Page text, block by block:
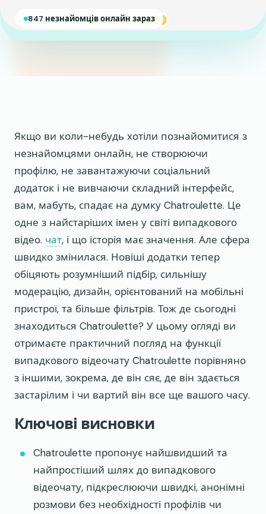
847 незнайомців онлайн зараз
Якщо ви коли-небудь хотіли познайомитися з
незнайомцями онлайн, не створюючи
профілю, не завантажуючи соціальний
додаток і не вивчаючи складний інтерфейс,
вам, мабуть, спадає на думку Chatroulette. Це
одне з найстаріших імен у світі випадкового
відео. чат, і що історія має значення. Але сфера
швидко змінилася. Новіші додатки тепер
обіцяють розумніший підбір, сильнішу
модерацію, дизайн, орієнтований на мобільні
пристрої, та більше фільтрів. Тож де сьогодні
знаходиться Chatroulette? У цьому огляді ви
отримаєте практичний погляд на функції
випадкового відеочату Chatroulette порівняно
з іншими, зокрема, де він сяє, де він здається
застарілим і чи вартий він все ще вашого часу.
Ключові висновки
Chatroulette пропонує найшвидший та
найпростіший шлях до випадкового
відеочату, підкреслюючи швидкі, анонімні
розмови без необхідності профілів чи